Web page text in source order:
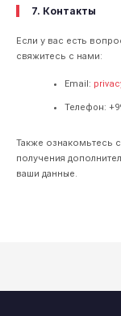
7. Контакты
Если у вас есть
свяжитесь с нами:
Email:
Телефон:
Также ознакомьтесь
получения
ваши данные.